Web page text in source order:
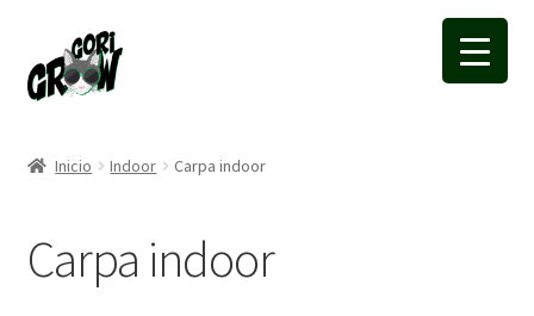
a
la
a
la
Inicio Indoor Carpa indoor
Carpa indoor